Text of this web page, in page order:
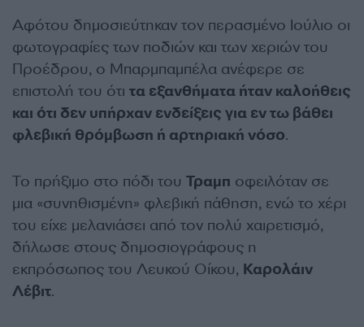
Αφότου δημοσιεύτηκαν τον περασμένο Ιούλιο οι
φωτογραφίες των ποδιών και των χεριών του
Προέδρου, ο Μπαρμπαμπέλα ανέφερε σε
επιστολή του ότι τα εξανθήματα ήταν καλοήθεις
και ότι δεν υπήρχαν ενδείξεις για εν τω βάθει
φλεβική θρόμβωση ή αρτηριακή νόσο.
Το πρήξιμο στο πόδι του Τραμπ οφειλόταν σε
μια «συνηθισμένη» φλεβική πάθηση, ενώ το χέρι
του είχε μελανιάσει από τον πολύ χαιρετισμό,
δήλωσε στους δημοσιογράφους η
εκπρόσωπος του Λευκού Οίκου, Καρολάιν
Λέβιτ.